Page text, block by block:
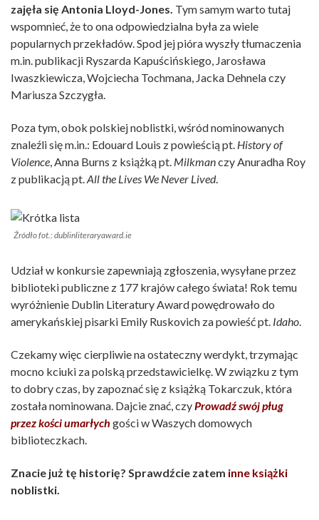
zajęła się Antonia Lloyd-Jones. Tym samym warto tutaj
wspomnieć, że to ona odpowiedzialna była za wiele
popularnych przekładów. Spod jej pióra wyszły tłumaczenia
m.in. publikacji Ryszarda Kapuścińskiego, Jarosława
Iwaszkiewicza, Wojciecha Tochmana, Jacka Dehnela czy
Mariusza Szczygła.
Poza tym, obok polskiej noblistki, wśród nominowanych
znaleźli się m.in.: Edouard Louis z powieścią pt. History of
Violence, Anna Burns z książką pt. Milkmanczy Anuradha Roy
z publikacją pt.All the Lives We Never Lived.
Źródło fot.: dublinliteraryaward.ie
Udział w konkursie zapewniają zgłoszenia, wysyłane przez
biblioteki publiczne z 177 krajów całego świata! Rok temu
wyróżnienie Dublin Literatury Award powędrowało do
amerykańskiej pisarki Emily Ruskovich za powieść pt. Idaho.
Czekamy więc cierpliwie na ostateczny werdykt, trzymając
mocno kciuki za polską przedstawicielkę. W związku z tym
to dobry czas, by zapoznać się z książką Tokarczuk, która
została nominowana. Dajcie znać, czyProwadź swój pług
przez kości umarłych gości w Waszych domowych
biblioteczkach.
Znacie już tę historię? Sprawdźcie zatem inne książki
noblistki.